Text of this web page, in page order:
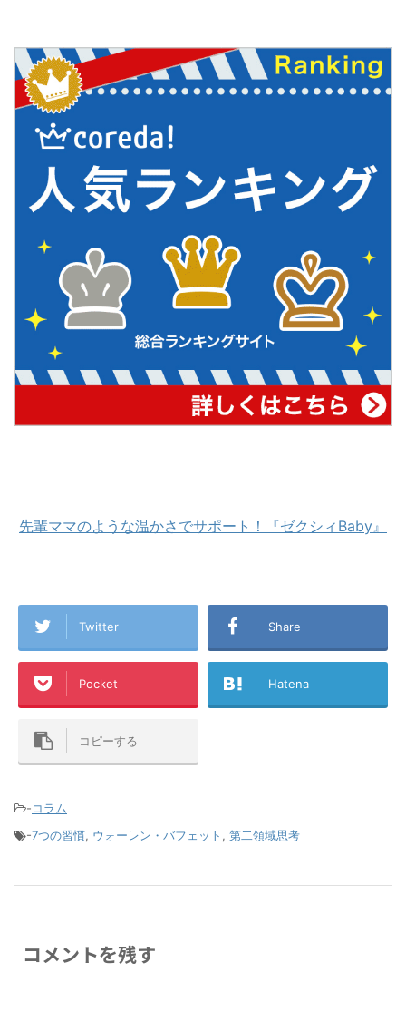
先輩ママのような温かさでサポート！『ゼクシィBaby』
Twitter Share
Pocket Hatena
コピーする
-コラム
-7つの習慣, ウォーレン・バフェット , 第二領域思考
コメントを残す